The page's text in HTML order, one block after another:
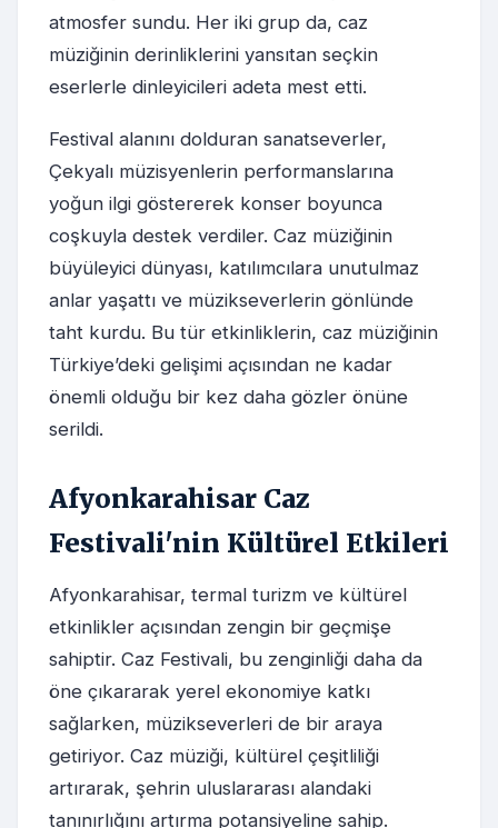
atmosfer sundu. Her iki grup da, caz
müziğinin derinliklerini yansıtan seçkin
eserlerle dinleyicileri adeta mest etti.
Festival alanını dolduran sanatseverler,
Çekyalı müzisyenlerin performanslarına
yoğun ilgi göstererek konser boyunca
coşkuyla destek verdiler. Caz müziğinin
büyüleyici dünyası, katılımcılara unutulmaz
anlar yaşattı ve müzikseverlerin gönlünde
taht kurdu. Bu tür etkinliklerin, caz müziğinin
Türkiye’deki gelişimi açısından ne kadar
önemli olduğu bir kez daha gözler önüne
serildi.
Afyonkarahisar Caz
Festivali'nin Kültürel Etkileri
Afyonkarahisar, termal turizm ve kültürel
etkinlikler açısından zengin bir geçmişe
sahiptir. Caz Festivali, bu zenginliği daha da
öne çıkararak yerel ekonomiye katkı
sağlarken, müzikseverleri de bir araya
getiriyor. Caz müziği, kültürel çeşitliliği
artırarak, şehrin uluslararası alandaki
tanınırlığını artırma potansiyeline sahip.